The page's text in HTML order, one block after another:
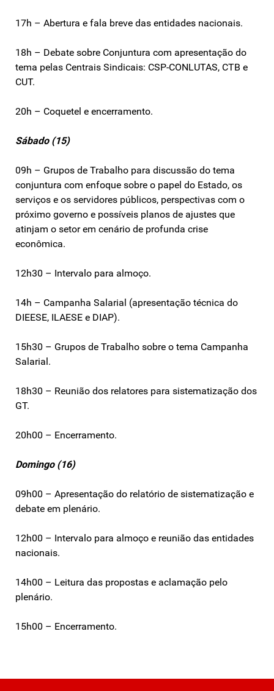
17h – Abertura e fala breve das entidades nacionais.
18h – Debate sobre Conjuntura com apresentação do
tema pelas Centrais Sindicais: CSP-CONLUTAS, CTB e
CUT.
20h – Coquetel e encerramento.
Sábado (15)
09h – Grupos de Trabalho para discussão do tema
conjuntura com enfoque sobre o papel do Estado, os
serviços e os servidores públicos, perspectivas com o
próximo governo e possíveis planos de ajustes que
atinjam o setor em cenário de profunda crise
econômica.
12h30 – Intervalo para almoço.
14h – Campanha Salarial (apresentação técnica do
DIEESE, ILAESE e DIAP).
15h30 – Grupos de Trabalho sobre o tema Campanha
Salarial.
18h30 – Reunião dos relatores para sistematização dos
GT.
20h00 – Encerramento.
Domingo (16)
09h00 – Apresentação do relatório de sistematização e
debate em plenário.
12h00 – Intervalo para almoço e reunião das entidades
nacionais.
14h00 – Leitura das propostas e aclamação pelo
plenário.
15h00 – Encerramento.